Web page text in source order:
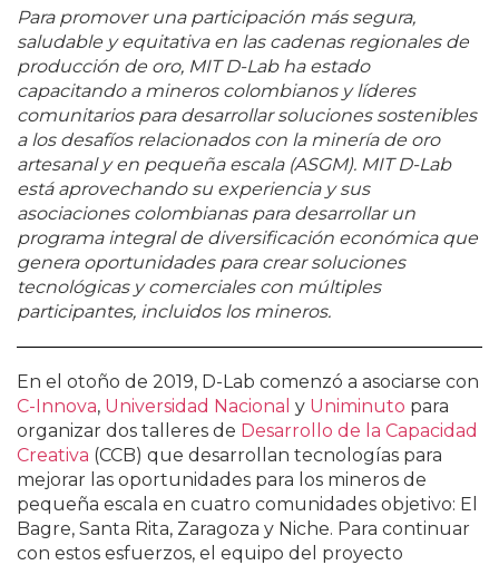
Para promover una participación más segura,
saludable y equitativa en las cadenas regionales de
producción de oro, MIT D-Lab ha estado
capacitando a mineros colombianos y líderes
comunitarios para desarrollar soluciones sostenibles
a los desafíos relacionados con la minería de oro
artesanal y en pequeña escala (ASGM). MIT D-Lab
está aprovechando su experiencia y sus
asociaciones colombianas para desarrollar un
programa integral de diversificación económica que
genera oportunidades para crear soluciones
tecnológicas y comerciales con múltiples
participantes, incluidos los mineros.
En el otoño de 2019, D-Lab comenzó a asociarse con
C-Innova, Universidad Nacional y Uniminuto para
organizar dos talleres de Desarrollo de la Capacidad
Creativa (CCB) que desarrollan tecnologías para
mejorar las oportunidades para los mineros de
pequeña escala en cuatro comunidades objetivo: El
Bagre, Santa Rita, Zaragoza y Niche. Para continuar
con estos esfuerzos, el equipo del proyecto